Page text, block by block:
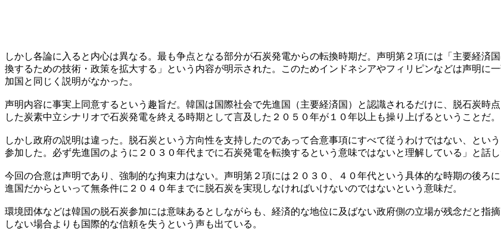
しかし各論に入ると内心は異なる。最も争点となる部分が石炭発電からの転換時期だ。声明第２項には「主要経済
換するための技術・政策を拡大する」という内容が明示された。このためインドネシアやフィリピンなどは声明に
加国と同じく説明がなかった。
声明内容に事実上同意するという趣旨だ。韓国は国際社会で先進国（主要経済国）と認識されるだけに、脱石炭時
した炭素中立シナリオで石炭発電を終える時期として言及した２０５０年が１０年以上も操り上げるということだ。
しかし政府の説明は違った。脱石炭という方向性を支持したのであって合意事項にすべて従うわけではない、とい
参加した。必ず先進国のように２０３０年代までに石炭発電を転換するという意味ではないと理解している」と話
今回の合意は声明であり、強制的な拘束力はない。声明第２項には２０３０、４０年代という具体的な時期の後ろ
進国だからといって無条件に２０４０年までに脱石炭を実現しなければいけないのではないという意味だ。
環境団体などは韓国の脱石炭参加には意味あるとしながらも、経済的な地位に及ばない政府側の立場が残念だと指
しない場合よりも国際的な信頼を失うという声も出ている。